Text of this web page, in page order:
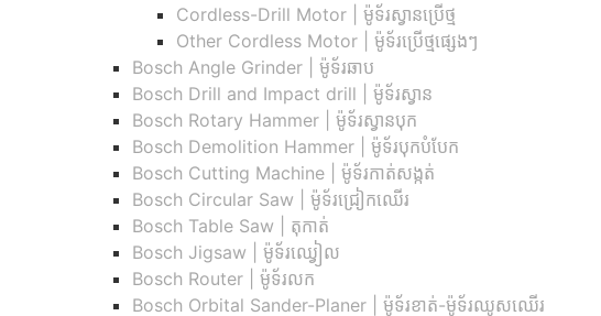
Cordless-Drill Motor | ម៉ូទ័រស្វានប្រើថ្ម
Other Cordless Motor | ម៉ូទ័រប្រើថ្មផ្សេងៗ
Bosch Angle Grinder | ម៉ូទ័រឆាប
Bosch Drill and Impact drill | ម៉ូទ័រស្វាន
Bosch Rotary Hammer | ម៉ូទ័រស្វានបុក
Bosch Demolition Hammer | ម៉ូទ័របុកបំបែក
Bosch Cutting Machine | ម៉ូទ័រកាត់សង្កត់
Bosch Circular Saw | ម៉ូទ័រជ្រៀកឈើរ
Bosch Table Saw | តុកាត់
Bosch Jigsaw | ម៉ូទ័រឈ្វៀល
Bosch Router | ម៉ូទ័រលក
Bosch Orbital Sander-Planer​ | ម៉ូទ័រខាត់-ម៉ូទ័រឈូសឈើរ